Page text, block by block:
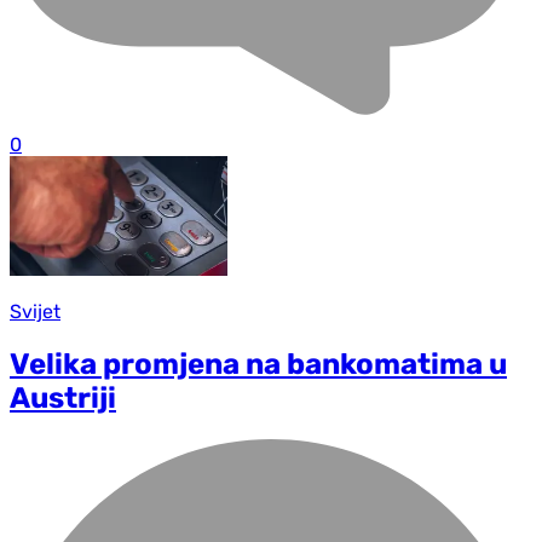
0
Svijet
Velika promjena na bankomatima u
Austriji